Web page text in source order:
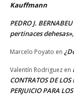
Kauffmann
PEDRO J.
pertinaces
Marcelo Poyato en
Valentín Rodriguez en
CONTRATOS DE
PERJUICIO PARA